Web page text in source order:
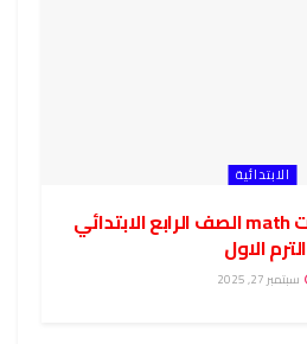
الابتدائية
ملزمة شرح وتدريبات math الصف الرابع الابتدائي
الترم الاول
سبتمبر 27, 2025